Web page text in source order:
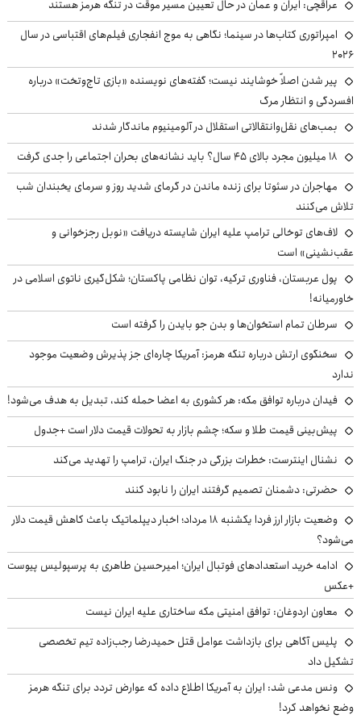
عراقچی: ایران و عمان در حال تعیین مسیر موقت در تنگه هرمز هستند
امپراتوری کتاب‌ها در سینما؛ نگاهی به موج انفجاری فیلم‌های اقتباسی در سال
۲۰۲۶
پیر شدن اصلاً خوشایند نیست؛ گفته‌های نویسنده «بازی تاج‌وتخت» درباره
افسردگی و انتظار مرگ
بمب‌های نقل‌وانتقالاتی استقلال در آلومینیوم ماندگار شدند
۱۸ میلیون مجرد بالای ۴۵ سال؟ باید نشانه‌های بحران اجتماعی را جدی گرفت
مهاجران در سئوتا برای زنده ماندن در گرمای شدید روز و سرمای یخبندان شب
تلاش می‌کنند
لاف‌های توخالی ترامپ علیه ایران شایسته دریافت «نوبل رجزخوانی و
عقب‌نشینی» است
پول عربستان، فناوری ترکیه، توان نظامی پاکستان؛ شکل‌گیری ناتوی اسلامی در
خاورمیانه!
سرطان تمام استخوان‌ها و بدن جو بایدن را گرفته است
سخنگوی ارتش درباره تنگه هرمز: آمریکا چاره‌ای جز پذیرش وضعیت موجود
ندارد
فیدان درباره توافق مکه: هر کشوری به اعضا حمله کند، تبدیل به هدف می‌شود!
پیش‌بینی قیمت طلا و سکه؛ چشم بازار به تحولات قیمت دلار است +جدول
نشنال اینترست: خطرات بزرگی در جنگ ایران، ترامپ را تهدید می‌کند
حضرتی: دشمنان تصمیم گرفتند ایران را نابود کنند
وضعیت بازار ارز فردا یکشنبه ۱۸ مرداد؛ اخبار دیپلماتیک باعث کاهش قیمت دلار
می‌شود؟
ادامه خرید استعدادهای فوتبال ایران؛ امیرحسین طاهری به پرسپولیس پیوست
+عکس
معاون اردوغان: توافق امنیتی مکه ساختاری علیه ایران نیست
پلیس آگاهی برای بازداشت عوامل قتل حمیدرضا رجب‌زاده تیم تخصصی
تشکیل داد
ونس مدعی شد: ایران به آمریکا اطلاع داده که عوارض تردد برای تنگه هرمز
وضع نخواهد کرد!